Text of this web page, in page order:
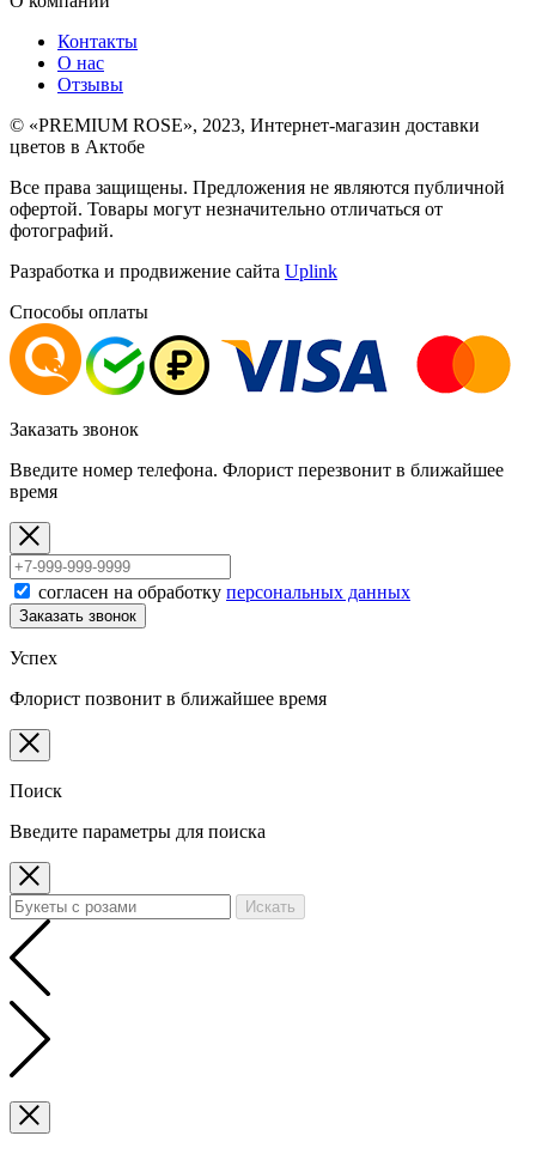
Контакты
О нас
Отзывы
© «PREMIUM ROSE», 2023, Интернет-магазин доставки
цветов в Актобе
Все права защищены. Предложения не являются публичной
офертой. Товары могут незначительно отличаться от
фотографий.
Разработка и продвижение сайта Uplink
Способы оплаты
Заказать звонок
Введите номер телефона. Флорист перезвонит в ближайшее
время
согласен на обработку персональных данных
Заказать звонок
Успех
Флорист позвонит в ближайшее время
Поиск
Введите параметры для поиска
Искать